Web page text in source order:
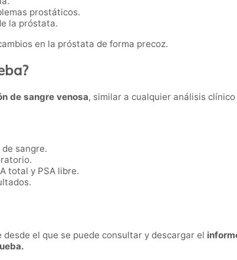
prostáticos.
la próstata.
en la próstata de forma precoz.
de sangre venosa, similar a cualquier análisis clínico
sangre.
total y PSA libre.
el que se puede consultar y descargar el